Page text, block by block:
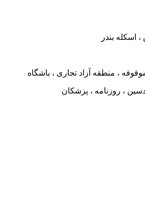
اسکله بندر
، منطقه آزاد تجاری ، باشگاه
، روزنامه ، پزشکان